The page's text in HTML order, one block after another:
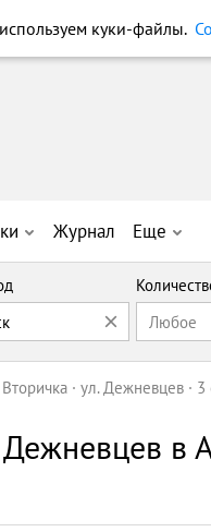
Журнал Еще
Любое
Вторичка ул. Дежневцев 3
в